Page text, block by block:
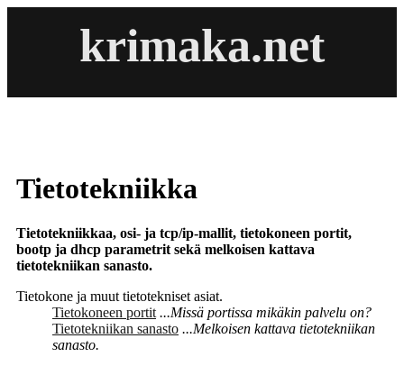
krimaka.net
Tietotekniikka
Tietotekniikkaa, osi- ja tcp/ip-mallit, tietokoneen portit,
bootp ja dhcp parametrit sekä melkoisen kattava
tietotekniikan sanasto.
Tietokone ja muut tietotekniset asiat.
Tietokoneen portit ...Missä portissa mikäkin palvelu on?
Tietotekniikan sanasto ...Melkoisen kattava tietotekniikan
sanasto.